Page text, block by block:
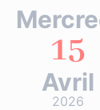
15
Avril
2026